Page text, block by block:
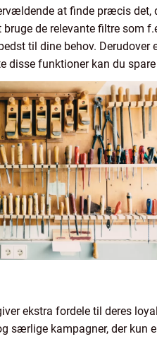
at finde præcis det,
de relevante filtre som
til dine behov.
funktioner kan du
ekstra fordele til deres
særlige kampagner, der kun